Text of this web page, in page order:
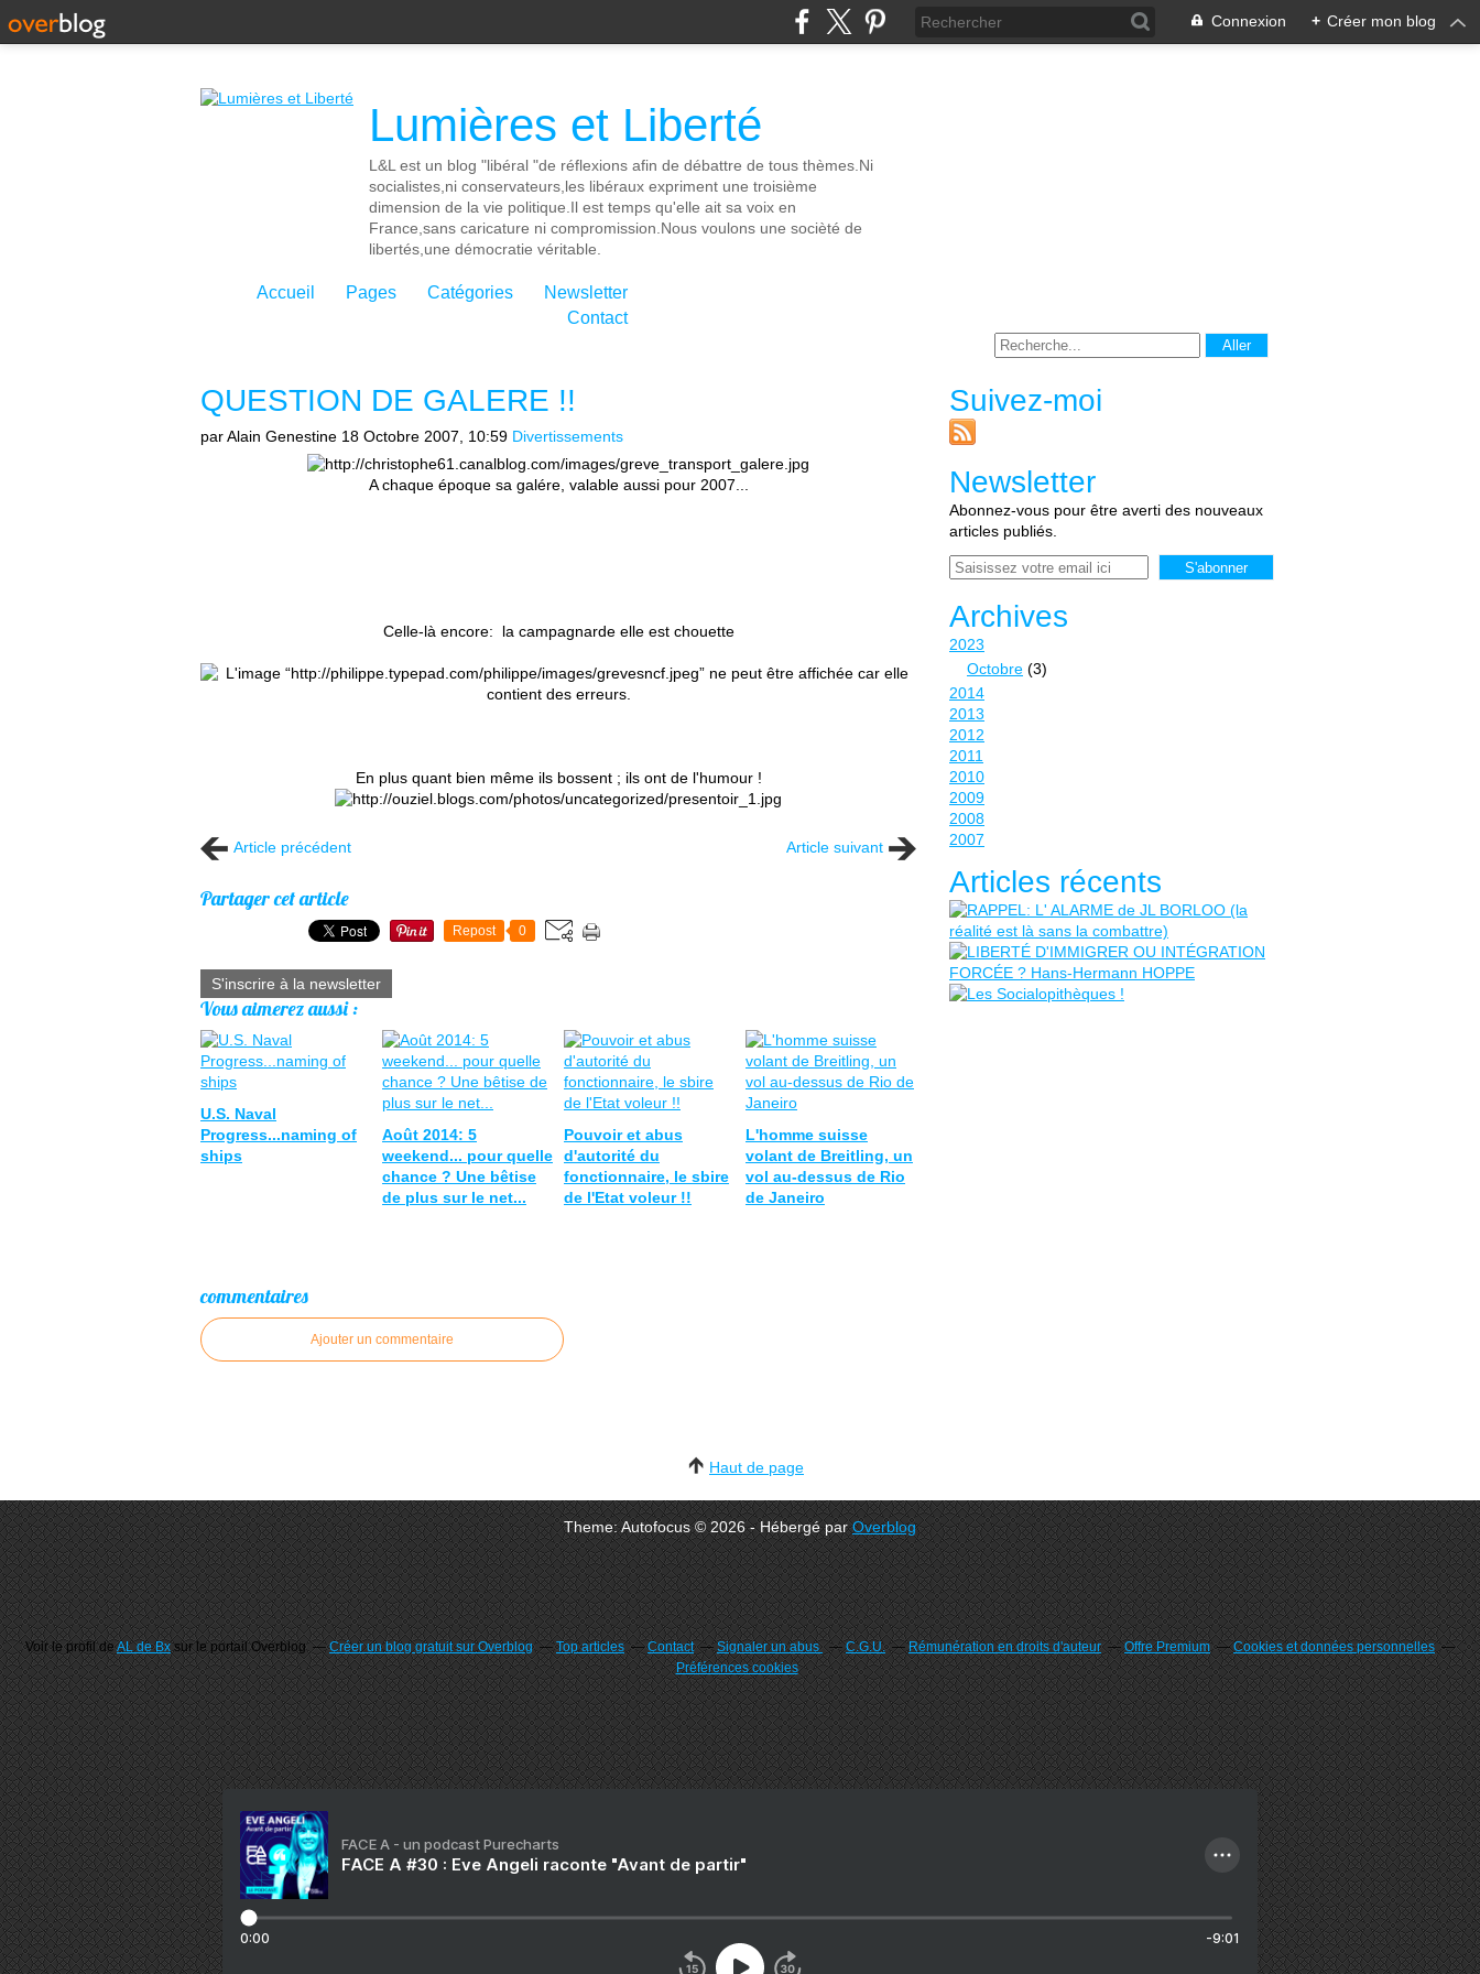
Connexion + Créer mon blog
Lumières et Liberté
L&L est un blog "libéral "de réflexions afin de débattre de tous thèmes.Ni
socialistes,ni conservateurs,les libéraux expriment une troisième
dimension de la vie politique.Il est temps qu'elle ait sa voix en
France,sans caricature ni compromission.Nous voulons une socièté de
libertés,une démocratie véritable.
Accueil Pages Catégories
Newsletter
Contact
QUESTION DE GALERE !!
par Alain Genestine 18 Octobre 2007, 10:59 Divertissements
A chaque époque sa galére, valable aussi pour 2007...
Celle-là encore: la campagnarde elle est chouette
En plus quant bien même ils bossent ; ils ont de l'humour !
Article précédent Article suivant
Partager cet article
Repost 0
S'inscrire à la newsletter
Vous aimerez aussi :
U.S. Naval
Progress...naming of
ships
Août 2014: 5
weekend... pour quelle
chance ? Une bêtise
de plus sur le net...
Pouvoir et abus
d'autorité du
fonctionnaire, le sbire
de l'Etat voleur !!
L'homme suisse
volant de Breitling, un
vol au-dessus de Rio
de Janeiro
commentaires
Ajouter un commentaire
Suivez-moi
Newsletter
Abonnez-vous pour être averti des nouveaux
articles publiés.
Email
Archives
2023
Octobre (3)
2014
2013
2012
2011
2010
2009
2008
2007
Articles récents
Haut de page
Theme: Autofocus © 2026 - Hébergé parOverblog
Voir le profil deAL de Bxsur le portail Overblog Créer un blog gratuit sur Overblog Top articles Contact Signaler un abus C.G.U. Rémunération en droits d'auteur Offre Premium
Cookies et données personnelles
Préférences cookies
FACE A - un podcast Purecharts
FACE A #30 : Eve Angeli raconte "Avant de partir"
0:00 -9:01